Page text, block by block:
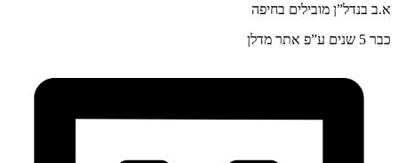
א.ב בנדל”ן מובילים בחיפה
כבר 5 שנים ע”פ אתר מדלן